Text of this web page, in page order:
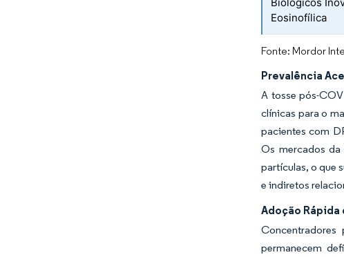
Eosinofílica
Fonte: Mordor
Prevalência
A tosse pós-
clínicas para o
pacientes com
Os mercados
partículas, o que
e indiretos
Adoção
permanecem